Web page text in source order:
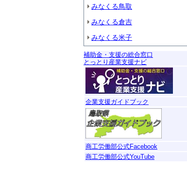
みなくる鳥取
みなくる倉吉
みなくる米子
補助金・支援の総合窓口
とっとり産業支援ナビ
企業支援ガイドブック
商工労働部公式Facebook
商工労働部公式YouTube